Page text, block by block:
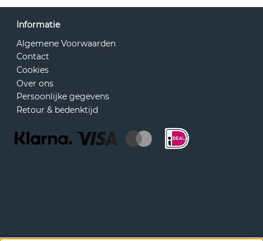
Informatie
Algemene Voorwaarden
Contact
Cookies
Over ons
Persoonlijke gegevens
Retour & bedenktijd